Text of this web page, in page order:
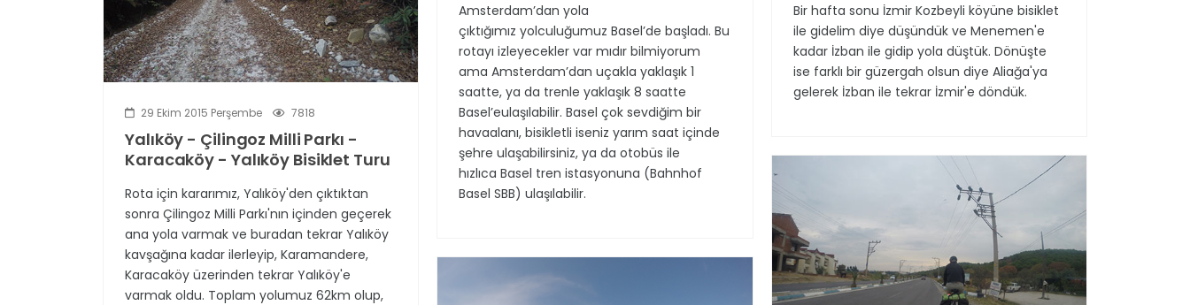
Amsterdam’dan yola
çıktığımız yolculuğumuz Basel’de başladı. Bu
rotayı izleyecekler var mıdır bilmiyorum
ama Amsterdam’dan uçakla yaklaşık 1
saatte, ya da trenle yaklaşık 8 saatte
Basel’eulaşılabilir. Basel çok sevdiğim bir
havaalanı, bisikletli iseniz yarım saat içinde
şehre ulaşabilirsiniz, ya da otobüs ile
hızlıca Basel tren istasyonuna (Bahnhof
Basel SBB) ulaşılabilir.
Bir hafta sonu İzmir Kozbeyli köyüne bisiklet
ile gidelim diye düşündük ve Menemen'e
kadar İzban ile gidip yola düştük. Dönüşte
ise farklı bir güzergah olsun diye Aliağa'ya
gelerek İzban ile tekrar İzmir'e döndük.
29 Ekim 2015 Perşembe 7818
Yalıköy - Çilingoz Milli Parkı -
Karacaköy - Yalıköy Bisiklet Turu
Rota için kararımız, Yalıköy'den çıktıktan
sonra Çilingoz Milli Parkı'nın içinden geçerek
ana yola varmak ve buradan tekrar Yalıköy
kavşağına kadar ilerleyip, Karamandere,
Karacaköy üzerinden tekrar Yalıköy'e
varmak oldu. Toplam yolumuz 62km olup,